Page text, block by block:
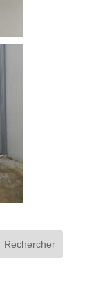
Rechercher